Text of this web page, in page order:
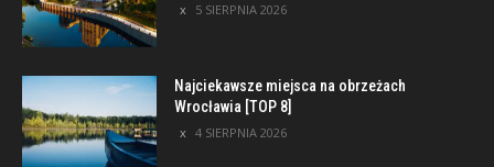
5 SIERPNIA 2026
Najciekawsze miejsca na obrzeżach
Wrocławia [TOP 8]
4 SIERPNIA 2026